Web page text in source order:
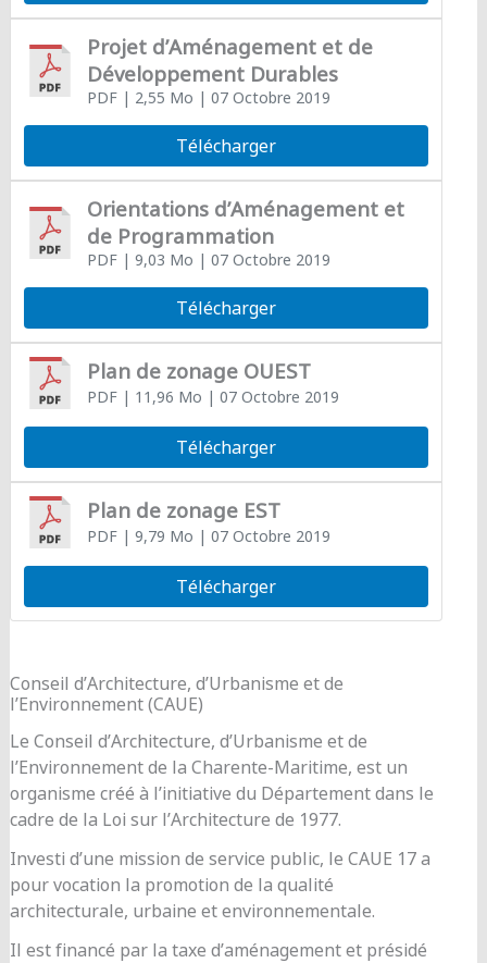
Projet d’Aménagement et de
Développement Durables
PDF| 2,55 Mo | 07 Octobre 2019
Télécharger
Orientations d’Aménagement et
de Programmation
PDF| 9,03 Mo | 07 Octobre 2019
Télécharger
Plan de zonage OUEST
PDF| 11,96 Mo | 07 Octobre 2019
Télécharger
Plan de zonage EST
PDF| 9,79 Mo | 07 Octobre 2019
Télécharger
Conseil d’Architecture, d’Urbanisme et de
l’Environnement (CAUE)
Le Conseil d’Architecture, d’Urbanisme et de
l’Environnement de la Charente-Maritime, est un
organisme créé à l’initiative du Département dans le
cadre de la Loi sur l’Architecture de 1977.
Investi d’une mission de service public, le CAUE 17 a
pour vocation la promotion de la qualité
architecturale, urbaine et environnementale.
Il est financé par la taxe d’aménagement et présidé